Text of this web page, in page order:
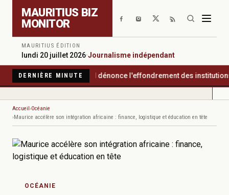
MAURITIUS BIZ
MONITOR
MAURITIUS ÉDITION
lundi 20 juillet 2026·Journalisme indépendant
DERNIÈRE MINUTE
International dénonce l'effondrement des institutions
Accueil Océanie
Maurice accélère son intégration africaine : finance, logistique et éducation en tête
OCÉANIE